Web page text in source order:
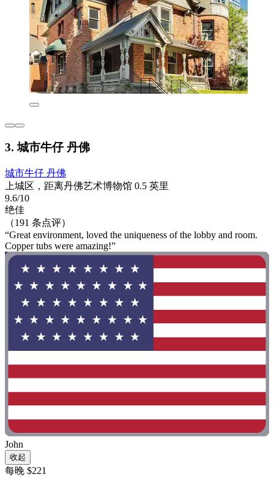
3. 城市牛仔 丹佛
城市牛仔 丹佛
上城区，距离丹佛艺术博物馆 0.5 英里
9.6/10
绝佳
（191 条点评）
“Great environment, loved the uniqueness of the lobby and room.
Copper tubs were amazing!”
John
收起
每晚 $221